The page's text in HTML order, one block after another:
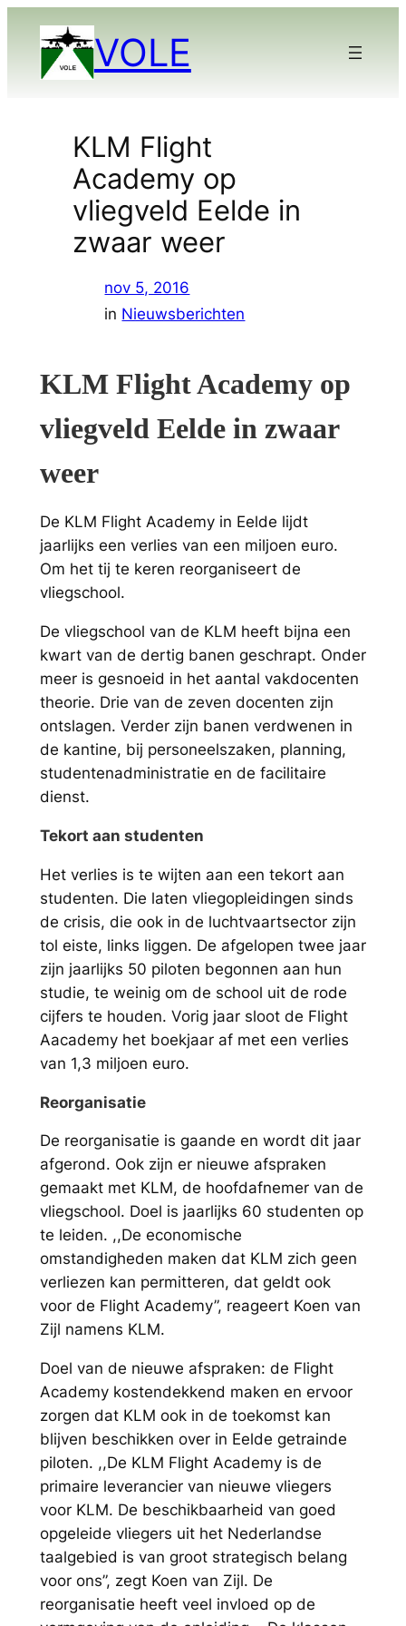
VOLE
KLM Flight
Academy op
vliegveld Eelde in
zwaar weer
nov 5, 2016
in Nieuwsberichten
KLM Flight Academy op
vliegveld Eelde in zwaar
weer
De KLM Flight Academy in Eelde lijdt
jaarlijks een verlies van een miljoen euro.
Om het tij te keren reorganiseert de
vliegschool.
De vliegschool van de KLM heeft bijna een
kwart van de dertig banen geschrapt. Onder
meer is gesnoeid in het aantal vakdocenten
theorie. Drie van de zeven docenten zijn
ontslagen. Verder zijn banen verdwenen in
de kantine, bij personeelszaken, planning,
studentenadministratie en de facilitaire
dienst.
Tekort aan studenten
Het verlies is te wijten aan een tekort aan
studenten. Die laten vliegopleidingen sinds
de crisis, die ook in de luchtvaartsector zijn
tol eiste, links liggen. De afgelopen twee jaar
zijn jaarlijks 50 piloten begonnen aan hun
studie, te weinig om de school uit de rode
cijfers te houden. Vorig jaar sloot de Flight
Aacademy het boekjaar af met een verlies
van 1,3 miljoen euro.
Reorganisatie
De reorganisatie is gaande en wordt dit jaar
afgerond. Ook zijn er nieuwe afspraken
gemaakt met KLM, de hoofdafnemer van de
vliegschool. Doel is jaarlijks 60 studenten op
te leiden. ,,De economische
omstandigheden maken dat KLM zich geen
verliezen kan permitteren, dat geldt ook
voor de Flight Academy”, reageert Koen van
Zijl namens KLM.
Doel van de nieuwe afspraken: de Flight
Academy kostendekkend maken en ervoor
zorgen dat KLM ook in de toekomst kan
blijven beschikken over in Eelde getrainde
piloten. ,,De KLM Flight Academy is de
primaire leverancier van nieuwe vliegers
voor KLM. De beschikbaarheid van goed
opgeleide vliegers uit het Nederlandse
taalgebied is van groot strategisch belang
voor ons”, zegt Koen van Zijl. De
reorganisatie heeft veel invloed op de